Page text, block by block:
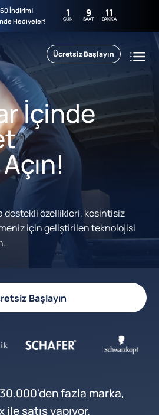
İndirim!
Hediyeler!
1
GÜN 9
SAAT 11
DAKIKA
Ücretsiz Başlayın
İçinde
destekli özellikleri, kesintisiz
için geliştirilen teknolojisi
Başlayın
fazla marka,
ile satış yapıyor.